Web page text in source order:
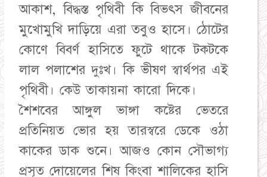
আকাশ, বিদ্ধস্ত পৃথিবী কি বিভৎস জীবনের
মুখোমুখি দাড়িয়ে এরা তবুও হাসে। ঠোটের
কোণে বিবর্ণ হাসিতে ফুটে থাকে টকটকে
লাল পলাশের দুঃখ। কি ভীষণ স্বার্থপর এই
পৃথিবী। কেউ তাকায়না কারো দিকে।
শৈশবের আঙ্গুল ভাঙ্গা কষ্টের ভেতরে
প্রতিনিয়ত ভোর হয় তারস্বরে ডেকে ওঠা
কাকের ডাক শুনে। আজও কোন সৌভাগ্য
প্রসূত দোয়েলের শিষ কিংবা শালিকের হাসি